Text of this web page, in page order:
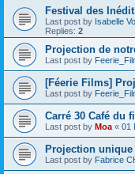
Festival des
Last post by Isabelle
Replies: 2
Projection de
Last post by
[Féerie Films]
Last post by
Carré 30 Café du
Last post by Moa « 01
Projection
Last post by Fabrice